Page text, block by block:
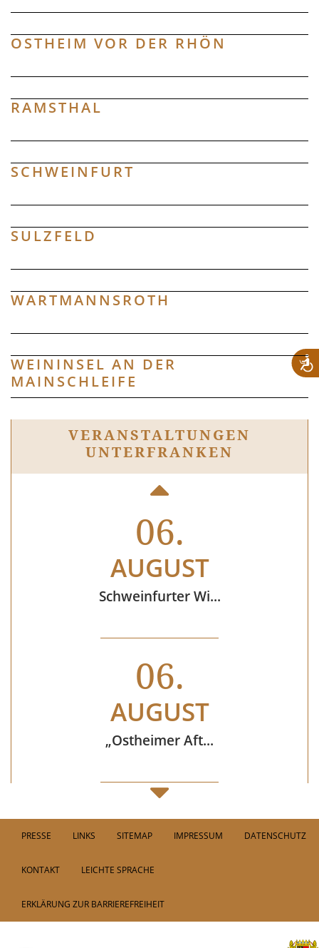
OSTHEIM VOR DER RHÖN
RAMSTHAL
SCHWEINFURT
SULZFELD
WARTMANNSROTH
WEININSEL AN DER
MAINSCHLEIFE
VERANSTAL­TUNGEN
UNTERFRANKEN
22.
AUGUST
Wochenmarkt in M...
22.
AUGUST
Sektkellerführu...
06.
AUGUST
Schweinfurter Wi...
06.
AUGUST
„Ostheimer Aft...
08.
PRESSE LINKS SITEMAP IMPRESSUM DATENSCHUTZ
KONTAKT LEICHTE SPRACHE
ERKLÄRUNG ZUR BARRIEREFREIHEIT